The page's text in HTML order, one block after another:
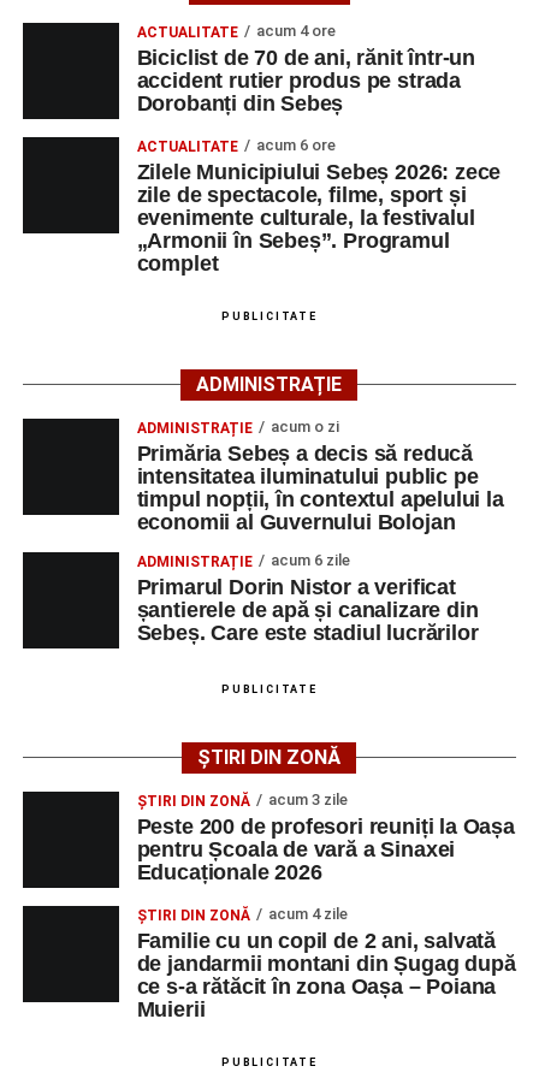
dansul și sportul, oferind activități pentru toate categoriile
Pentru copii și tineri, festivalul propune jocuri și activități
recreative în mai multe zone ale municipiului – Răhău,
cartierul „Mihail Kogălniceanu”, Petrești și Parcul
Tineretului. Programul include spectacole pentru cei mici,
proiecții de film, petrecerea cu spumă și cea de-a treia
ediție a concursului MTB „Cicloaventurier de Sebeș”
care se va desfășura la Râpa Roșie.
Publicul adult va avea la dispoziție o serie de evenimente
artiști locali și salonul literar„Armonia artelor”
Festivalul va cuprinde și o seară dedicată tradițiilor
săsești, precum și un spectacol folcloric organizat în
memoria interpretului Felician Fărcașiu.
Printre momentele de atracție se numără spectacolul de
simfonic susținut în Grădina Muzeului Municipal „Ioan
Raica”, sub bagheta dirijoruluiRemus Grama, alături de
muzicieni români de prestigiu.
Și în acest an, pe scenă vor urca atât artiști consacrați, cât
cariere de succes în țară și în străinătate.
Festivalul include și o componentă cinematografică
importantă. Publicul va putea urmări mai multe producții
realizate cu implicarea producătoareiGabi Suciu
originară din Sebeș, prezentă de-a lungul timpului la
unele dintre cele mai importante festivaluri europene de
Un alt moment așteptat este show-ul susținut deDJ
Phantom (Edy Schneider)
ACTUALITATE acum 4 ore
Biciclist de 70 de ani, rănit într-un
accident rutier produs pe strada
Dorobanți din Sebeș
ACTUALITATE acum 6 ore
Zilele Municipiului Sebeș 2026: zece
zile de spectacole, filme, sport și
evenimente culturale, la festivalul
„Armonii în Sebeș”. Programul
complet
PUBLICITATE
ADMINISTRAȚIE
ADMINISTRAȚIE acum o zi
Primăria Sebeș a decis să reducă
intensitatea iluminatului public pe
timpul nopții, în contextul apelului la
economii al Guvernului Bolojan
ADMINISTRAȚIE acum 6 zile
Primarul Dorin Nistor a verificat
șantierele de apă și canalizare din
Sebeș. Care este stadiul lucrărilor
PUBLICITATE
ȘTIRI DIN ZONĂ
ȘTIRI DIN ZONĂ acum 3 zile
Peste 200 de profesori reuniți la Oașa
pentru Școala de vară a Sinaxei
Educaționale 2026
ȘTIRI DIN ZONĂ acum 4 zile
Familie cu un copil de 2 ani, salvată
de jandarmii montani din Șugag după
ce s-a rătăcit în zona Oașa – Poiana
Muierii
PUBLICITATE